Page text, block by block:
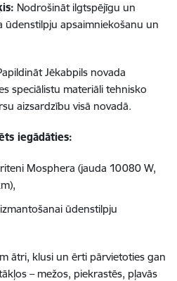
Nodrošināt ilgtspējīgu un
ūdenstilpju apsaimniekošanu un
Jēkabpils novada
speciālistu materiāli tehnisko
aizsardzību visā novadā.
iegādāties:
Mosphera (jauda 10080 W,
ūdenstilpju
ātri, klusi un ērti pārvietoties gan
– mežos, piekrastēs, pļavās